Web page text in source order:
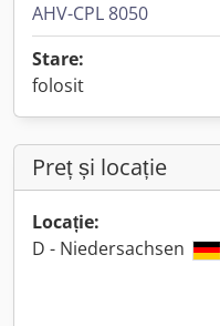
AHV-CPL 8050
Stare:
folosit
Preț și locație
Locație:
D - Niedersachsen